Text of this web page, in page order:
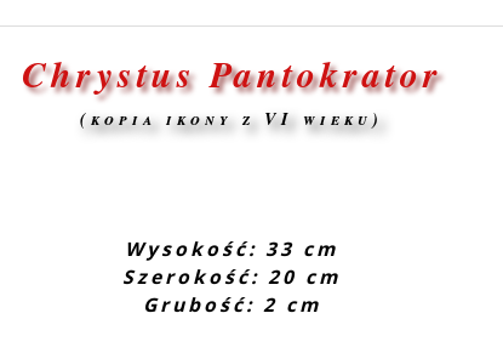
Chrystus Pantokrator
(kopia ikony z VI wieku)
Wysokość: 33 cm
Szerokość: 20 cm
Grubość: 2 cm